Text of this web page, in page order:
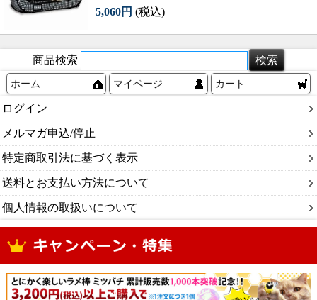
5,060円 (税込)
商品検索
ホーム マイページ カート
ログイン
メルマガ申込/停止
特定商取引法に基づく表示
送料とお支払い方法について
個人情報の取扱いについて